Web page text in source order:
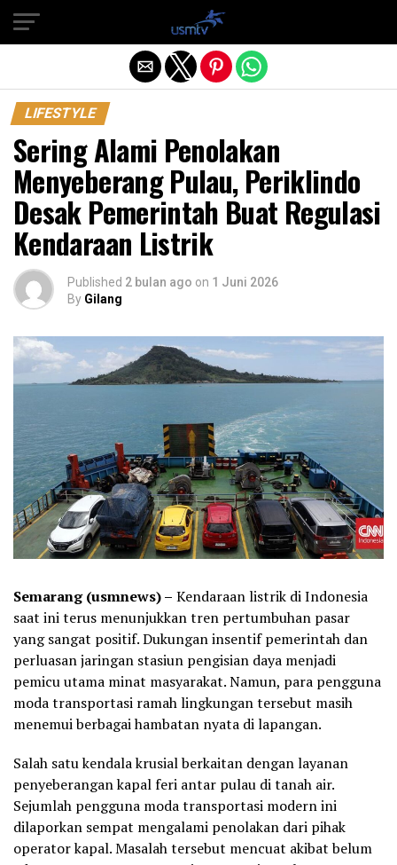
LIFESTYLE
Sering Alami Penolakan
Menyeberang Pulau, Periklindo
Desak Pemerintah Buat Regulasi
Kendaraan Listrik
Published 2 bulan ago on 1 Juni 2026
By Gilang
Semarang (usmnews) – Kendaraan listrik di Indonesia
saat ini terus menunjukkan tren pertumbuhan pasar
yang sangat positif. Dukungan insentif pemerintah dan
perluasan jaringan stasiun pengisian daya menjadi
pemicu utama minat masyarakat. Namun, para pengguna
moda transportasi ramah lingkungan tersebut masih
menemui berbagai hambatan nyata di lapangan.
Salah satu kendala krusial berkaitan dengan layanan
penyeberangan kapal feri antar pulau di tanah air.
Sejumlah pengguna moda transportasi modern ini
dilaporkan sempat mengalami penolakan dari pihak
operator kapal. Masalah tersebut mencuat akibat belum
Exit mobile version